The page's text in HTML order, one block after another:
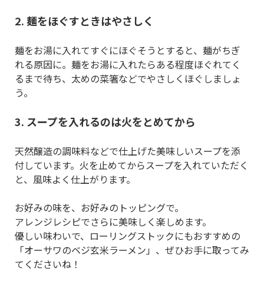
2. 麺をほぐすときはやさしく
麺をお湯に入れてすぐにほぐそうとすると、麺がちぎ
れる原因に。麺をお湯に入れたらある程度ほぐれてく
るまで待ち、太めの菜箸などでやさしくほぐしましょ
う。
3. スープを入れるのは火をとめてから
天然醸造の調味料などで仕上げた美味しいスープを添
付しています。火を止めてからスープを入れていただく
と、風味よく仕上がります。
お好みの味を、お好みのトッピングで。
アレンジレシピでさらに美味しく楽しめます。
優しい味わいで、ローリングストックにもおすすめの
「オーサワのベジ玄米ラーメン」、ぜひお手に取ってみ
てくださいね！